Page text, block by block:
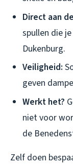
Direct aan
spullen die
Dukenburg.
Veiligheid:
geven
Werkt het?
niet voor
de
Zelf doen